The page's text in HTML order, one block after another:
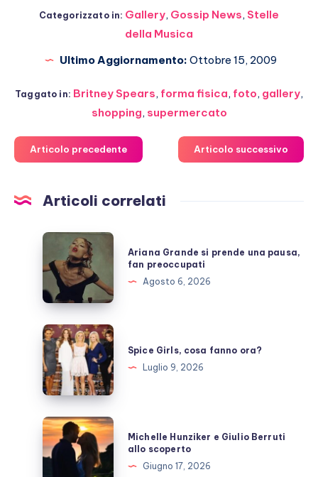
Categorizzato in: Gallery, Gossip News, Stelle
della Musica
Ultimo Aggiornamento: Ottobre 15, 2009
Taggato in: Britney Spears, forma fisica, foto, gallery,
shopping, supermercato
Articolo precedente Articolo successivo
Articoli correlati
Ariana
Grande
si
prende
una
pausa,
fan
preoccupati
Ariana Grande si prende una pausa,
fan preoccupati
Agosto 6, 2026
Spice
Girls,
cosa
fanno
ora?
Spice Girls, cosa fanno ora?
Luglio 9, 2026
Michelle
Hunziker
e
Michelle Hunziker e Giulio Berruti
allo scoperto
Giugno 17, 2026